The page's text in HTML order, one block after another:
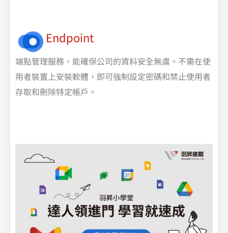
Endpoint
端點管理服務，能確保公司的資料安全無虞。不需在使
用者裝置上安裝軟體，即可強制設定密碼和禁止使用者
存取和刪除特定帳戶。